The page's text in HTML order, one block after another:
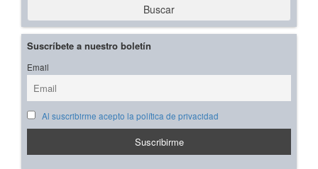
Buscar
Suscríbete a nuestro boletín
Email
Al suscribirme acepto la política de privacidad